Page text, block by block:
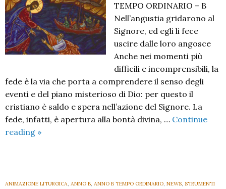
TEMPO ORDINARIO – B
Nell’angustia gridarono al
Signore, ed egli li fece
uscire dalle loro angosce
Anche nei momenti più
difficili e incomprensibili, la
fede è la via che porta a comprendere il senso degli
eventi e del piano misterioso di Dio: per questo il
cristiano è saldo e spera nell’azione del Signore. La
fede, infatti, è apertura alla bontà divina, … Continue
reading XII
ordinario
»
ANIMAZIONE LITURGICA, ANNO B, ANNO B TEMPO ORDINARIO, NEWS, STRUMENTI